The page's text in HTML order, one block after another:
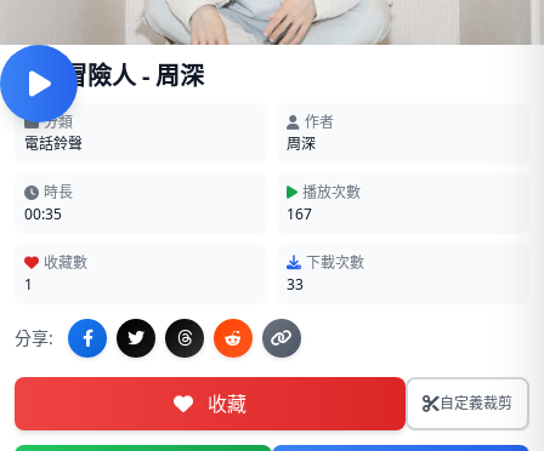
璀璨冒險人 - 周深
分類
電話鈴聲
作者
周深
時長
00:35
播放次數
167
收藏數
1
下載次數
33
分享:
收藏 自定義裁剪